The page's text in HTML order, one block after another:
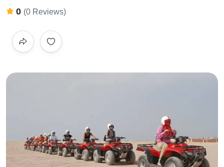
0 (0 Reviews)